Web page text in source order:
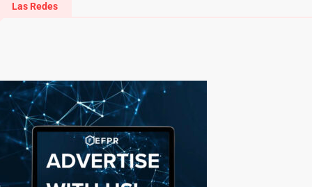
Las Redes